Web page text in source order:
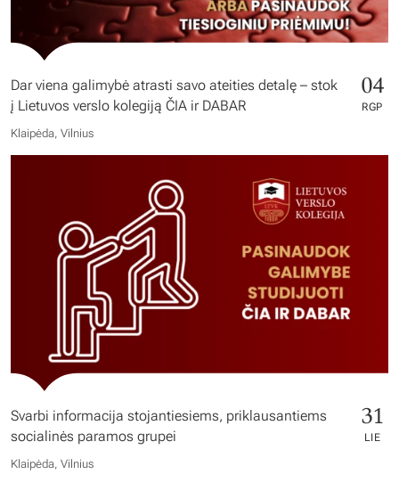
Dar viena galimybė atrasti savo ateities detalę – stok
į Lietuvos verslo kolegiją ČIA ir DABAR
04
RGP
Klaipėda, Vilnius
Svarbi informacija stojantiesiems, priklausantiems
socialinės paramos grupei
31
LIE
Klaipėda, Vilnius